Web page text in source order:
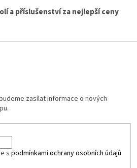
a příslušenství za nejlepší ceny
zasílat informace o nových
s podmínkami ochrany osobních údajů